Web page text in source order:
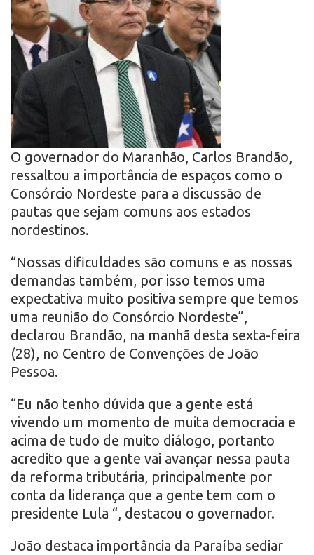
O governador do Maranhão, Carlos Brandão,
ressaltou a importância de espaços como o
Consórcio Nordeste para a discussão de
pautas que sejam comuns aos estados
nordestinos.
“Nossas dificuldades são comuns e as nossas
demandas também, por isso temos uma
expectativa muito positiva sempre que temos
uma reunião do Consórcio Nordeste”,
declarou Brandão, na manhã desta sexta-feira
(28), no Centro de Convenções de João
Pessoa.
“Eu não tenho dúvida que a gente está
vivendo um momento de muita democracia e
acima de tudo de muito diálogo, portanto
acredito que a gente vai avançar nessa pauta
da reforma tributária, principalmente por
conta da liderança que a gente tem com o
presidente Lula “, destacou o governador.
João destaca importância da Paraíba sediar